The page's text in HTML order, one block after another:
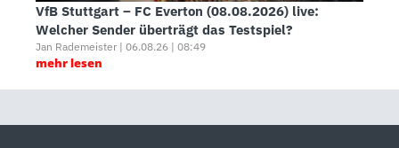
VfB Stuttgart – FC Everton (08.08.2026) live:
Welcher Sender überträgt das Testspiel?
Jan Rademeister | 06.08.26 | 08:49
mehr lesen